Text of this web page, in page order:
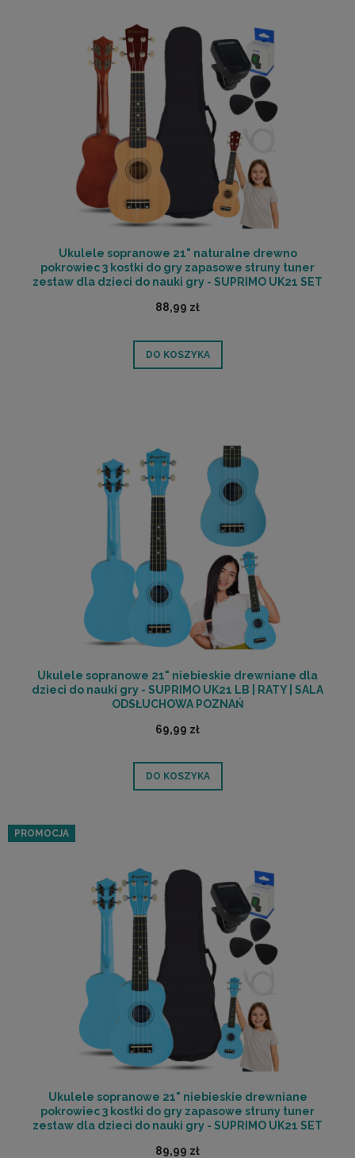
Ukulele sopranowe 21" naturalne drewno
pokrowiec 3 kostki do gry zapasowe struny tuner
zestaw dla dzieci do nauki gry - SUPRIMO UK21 SET
88,99 zł
DO KOSZYKA
Ukulele sopranowe 21" niebieskie drewniane dla
dzieci do nauki gry - SUPRIMO UK21 LB | RATY | SALA
ODSŁUCHOWA POZNAŃ
69,99 zł
DO KOSZYKA
Ukulele sopranowe 21" niebieskie drewniane
pokrowiec 3 kostki do gry zapasowe struny tuner
zestaw dla dzieci do nauki gry - SUPRIMO UK21 SET
89,99 zł
PROMOCJA